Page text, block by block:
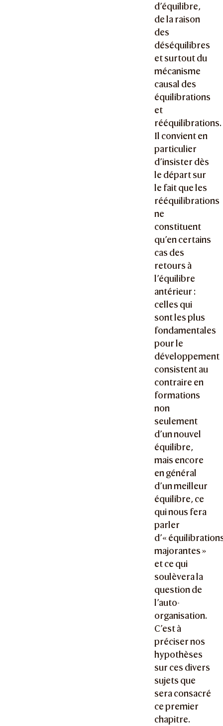
d’équilibre,
de la raison
des
déséquilibres
et surtout du
mécanisme
causal des
équilibrations
et
rééquilibrations.
Il convient en
particulier
d’insister dès
le départ sur
le fait que les
rééquilibrations
ne
constituent
qu’en certains
cas des
retours à
l’équilibre
antérieur :
celles qui
sont les plus
fondamentales
pour le
développement
consistent au
contraire en
formations
non
seulement
d’un nouvel
équilibre,
mais encore
en général
d’un meilleur
équilibre, ce
qui nous fera
parler
d’«
majorantes »
et ce qui
soulèvera la
question de
l’auto-
organisation.
C’est à
préciser nos
hypothèses
sur ces divers
sujets que
sera consacré
ce premier
chapitre.